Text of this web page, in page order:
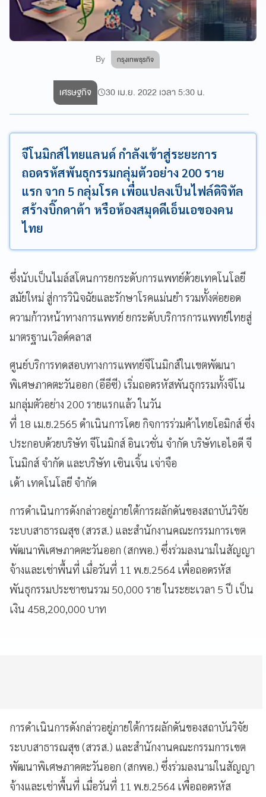
By กรุงเทพธุรกิจ
เศรษฐกิจ 30 เม.ย. 2022 เวลา 5:30 น.
จีโนมิกส์ไทยแลนด์ กำลังเข้าสู่ระยะการ
ถอดรหัสพันธุกรรมกลุ่มตัวอย่าง 200 ราย
แรก จาก 5 กลุ่มโรค เพื่อแปลงเป็นไฟล์ดิจิทัล
สร้างบิ๊กดาต้า หรือห้องสมุดดีเอ็นเอของคน
ไทย
ซึ่งนับเป็นไมล์สโตนการยกระดับการแพทย์ด้วยเทคโนโลยี
สมัยใหม่ สู่การวินิจฉัยและรักษาโรคแม่นยำ รวมทั้งต่อยอด
ความก้าวหน้าทางการแพทย์ ยกระดับบริการการแพทย์ไทยสู่
มาตรฐานเวิลด์คลาส
ศูนย์บริการทดสอบทางการแพทย์จีโนมิกส์ในเขตพัฒนา
พิเศษภาคตะวันออก (อีอีซี) เริ่มถอดรหัสพันธุกรรมทั้งจีโน
มกลุ่มตัวอย่าง 200 รายแรกแล้ว ในวัน
ที่ 18 เม.ย.2565 ดำเนินการโดย กิจการร่วมค้าไทยโอมิกส์ ซึ่ง
ประกอบด้วยบริษัท จีโนมิกส์ อินเวชั่น จำกัด บริษัทเอไอดี จี
โนมิกส์ จำกัด และบริษัท เซินเจิ้น เจ่าจือ
เด้า เทคโนโลยี จำกัด
การดำเนินการดังกล่าวอยู่ภายใต้การผลักดันของสถาบันวิจัย
ระบบสาธารณสุข (สวรส.) และสำนักงานคณะกรรมการเขต
พัฒนาพิเศษภาคตะวันออก (สกพอ.) ซึ่งร่วมลงนามในสัญญา
จ้างและเช่าพื้นที่ เมื่อวันที่ 11 พ.ย.2564 เพื่อถอดรหัส
พันธุกรรมประชาชนรวม 50,000 ราย ในระยะเวลา 5 ปี เป็น
เงิน 458,200,000 บาท
การดำเนินการดังกล่าวอยู่ภายใต้การผลักดันของสถาบันวิจัย
ระบบสาธารณสุข (สวรส.) และสำนักงานคณะกรรมการเขต
พัฒนาพิเศษภาคตะวันออก (สกพอ.) ซึ่งร่วมลงนามในสัญญา
จ้างและเช่าพื้นที่ เมื่อวันที่ 11 พ.ย.2564 เพื่อถอดรหัส